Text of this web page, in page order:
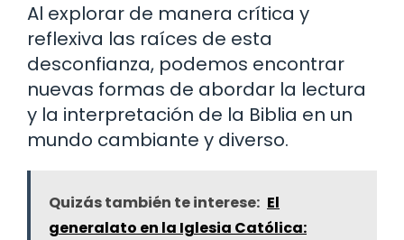
Al explorar de manera crítica y
reflexiva las raíces de esta
desconfianza, podemos encontrar
nuevas formas de abordar la lectura
y la interpretación de la Biblia en un
mundo cambiante y diverso.
Quizás también te interese: El
generalato en la Iglesia Católica: